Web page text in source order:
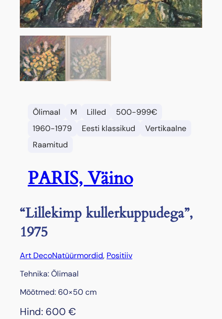
Õlimaal M Lilled
500-999€
1960-1979
Eesti klassikud
Vertikaalne
Raamitud
PARIS, Väino
“Lillekimp kullerkuppudega”,
1975
Art DecoNatüürmordid, Positiiv
Tehnika: Õlimaal
Mõõtmed: 60×50 cm
Hind: 600 €